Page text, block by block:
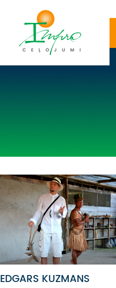
EDGARS KUZMANS